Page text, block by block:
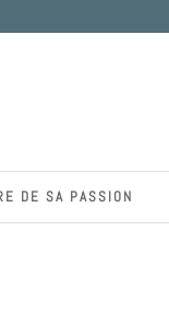
DE SA PASSION